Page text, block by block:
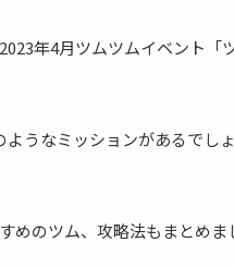
年4月ツムツムイベント
ようなミッションがあるでし
めのツム、攻略法もまとめ